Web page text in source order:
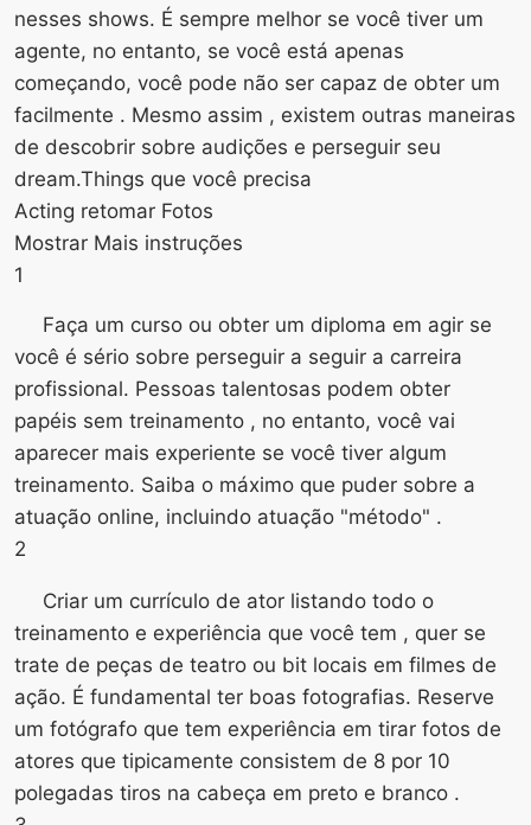
nesses shows. É sempre melhor se você tiver um
agente, no entanto, se você está apenas
começando, você pode não ser capaz de obter um
facilmente . Mesmo assim , existem outras maneiras
de descobrir sobre audições e perseguir seu
dream.Things que você precisa
Acting retomar Fotos
Mostrar Mais instruções
1
Faça um curso ou obter um diploma em agir se
você é sério sobre perseguir a seguir a carreira
profissional. Pessoas talentosas podem obter
papéis sem treinamento , no entanto, você vai
aparecer mais experiente se você tiver algum
treinamento. Saiba o máximo que puder sobre a
atuação online, incluindo atuação "método" .
2
Criar um currículo de ator listando todo o
treinamento e experiência que você tem , quer se
trate de peças de teatro ou bit locais em filmes de
ação. É fundamental ter boas fotografias. Reserve
um fotógrafo que tem experiência em tirar fotos de
atores que tipicamente consistem de 8 por 10
polegadas tiros na cabeça em preto e branco .